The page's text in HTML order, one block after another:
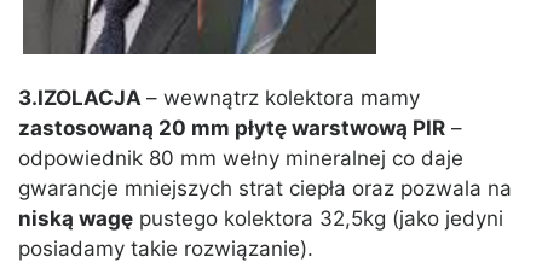
3.IZOLACJA – wewnątrz kolektora mamy
zastosowaną 20 mm płytę warstwową PIR –
odpowiednik 80 mm wełny mineralnej co daje
gwarancje mniejszych strat ciepła oraz pozwala na
niską wagę pustego kolektora 32,5kg (jako jedyni
posiadamy takie rozwiązanie).